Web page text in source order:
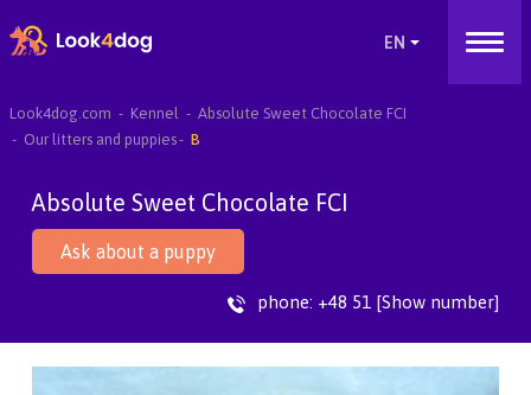
Look4dog.com Kennel
Absolute Sweet Chocolate FCI
Our litters and puppies
B
Absolute Sweet Chocolate FCI
Ask about a puppy
phone: +48 51 [Show number]